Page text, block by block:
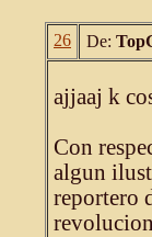
26 De:
ajjaaj k
Con
algun
reportero